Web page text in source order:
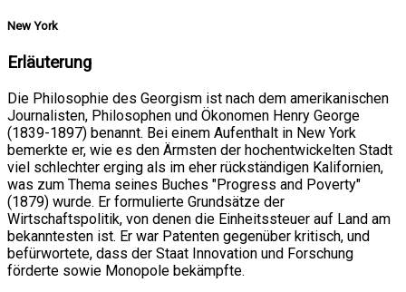
New York
Erläuterung
Die Philosophie des Georgism ist nach dem amerikanischen
Journalisten, Philosophen und Ökonomen Henry George
(1839-1897) benannt. Bei einem Aufenthalt in New York
bemerkte er, wie es den Ärmsten der hochentwickelten Stadt
viel schlechter erging als im eher rückständigen Kalifornien,
was zum Thema seines Buches "Progress and Poverty"
(1879) wurde. Er formulierte Grundsätze der
Wirtschaftspolitik, von denen die Einheitssteuer auf Land am
bekanntesten ist. Er war Patenten gegenüber kritisch, und
befürwortete, dass der Staat Innovation und Forschung
förderte sowie Monopole bekämpfte.